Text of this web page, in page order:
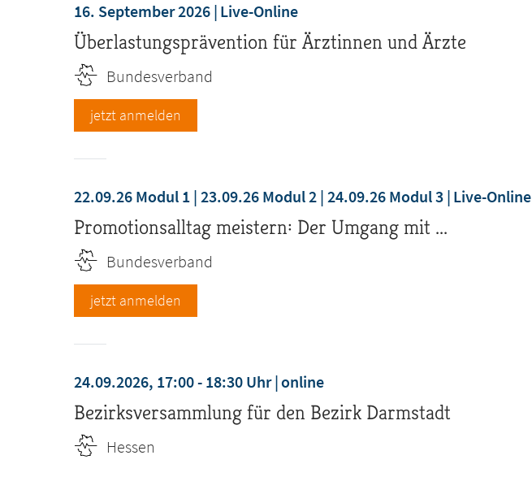
16. September 2026 Live-Online
Überlastungsprävention für Ärztinnen und Ärzte
Bundesverband
jetzt anmelden
22.09.26 Modul 1 | 23.09.26 Modul 2 | 24.09.26 Modul 3 Live-Online
Promotionsalltag meistern: Der Umgang mit ...
Bundesverband
jetzt anmelden
24.09.2026, 17:00 - 18:30 Uhr online
Bezirksversammlung für den Bezirk Darmstadt
Hessen